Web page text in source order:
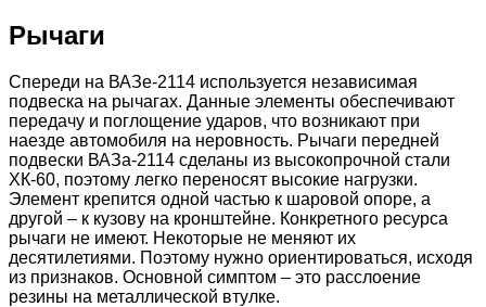
Рычаги
Спереди на ВАЗе-2114 используется независимая
подвеска на рычагах. Данные элементы обеспечивают
передачу и поглощение ударов, что возникают при
наезде автомобиля на неровность. Рычаги передней
подвески ВАЗа-2114 сделаны из высокопрочной стали
ХК-60, поэтому легко переносят высокие нагрузки.
Элемент крепится одной частью к шаровой опоре, а
другой – к кузову на кронштейне. Конкретного ресурса
рычаги не имеют. Некоторые не меняют их
десятилетиями. Поэтому нужно ориентироваться, исходя
из признаков. Основной симптом – это расслоение
резины на металлической втулке.